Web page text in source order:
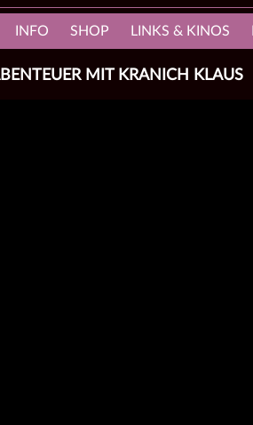
INFO SHOP LINKS & KINOS
MIT KRANICH KLAUS